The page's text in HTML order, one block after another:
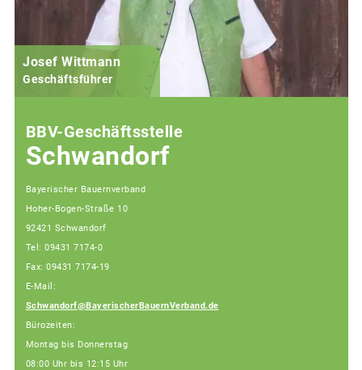
Josef Wittmann
Geschäftsführer
BBV-Geschäftsstelle
Schwandorf
Bayerischer Bauernverband
Hoher-Bogen-Straße 10
92421 Schwandorf
Tel: 09431 7174-0
Fax: 09431 7174-19
E-Mail:
Schwandorf@BayerischerBauernVerband.de
Bürozeiten:
Montag bis Donnerstag
08:00 Uhr bis 12:15 Uhr